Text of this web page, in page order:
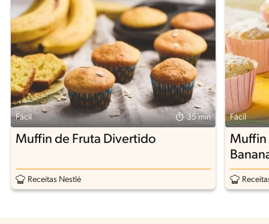
Fácil 35 min
Muffin de Fruta Divertido
Receitas Nestlé
Fácil
Muffin